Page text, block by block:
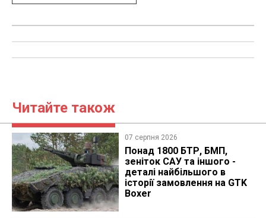
Читайте також
07 серпня 2026
Понад 1800 БТР, БМП,
зеніток САУ та іншого -
деталі найбільшого в
історії замовлення на GTK
Boxer